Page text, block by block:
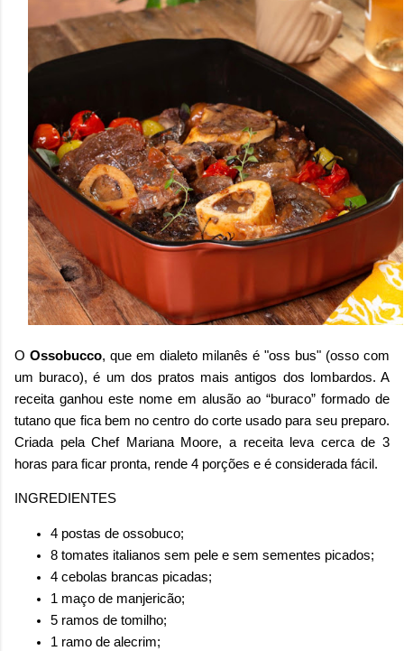
O Ossobucco, que em dialeto milanês é "oss bus" (osso com
um buraco), é um dos pratos mais antigos dos lombardos. A
receita ganhou este nome em alusão ao “buraco” formado de
tutano que fica bem no centro do corte usado para seu preparo.
Criada pela Chef Mariana Moore, a receita leva cerca de 3
horas para ficar pronta, rende 4 porções e é considerada fácil.
INGREDIENTES
4 postas de ossobuco;
8 tomates italianos sem pele e sem sementes picados;
4 cebolas brancas picadas;
1 maço de manjericão;
5 ramos de tomilho;
1 ramo de alecrim;